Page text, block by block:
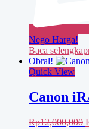
Nego Harga!
Baca
Obral!
Quick View
Canon
Rp12,000,000